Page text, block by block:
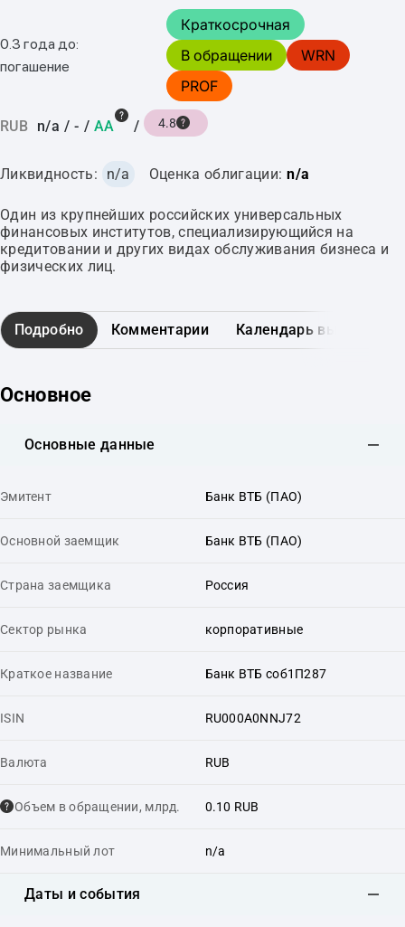
0.3 года до:
погашение
Краткосрочная
В обращении
WRN
PROF
RUB n/a / - / AA / 4.8
Ликвидность: n/a Оценка облигации: n/a
Один из крупнейших российских универсальных
финансовых институтов, специализирующийся на
кредитовании и других видах обслуживания бизнеса и
физических лиц.
Подробно Комментарии Календарь выплат
Основное
Основные данные
Эмитент Банк ВТБ (ПАО)
Основной заемщик Банк ВТБ (ПАО)
Страна заемщика Россия
Сектор рынка корпоративные
Краткое название Банк ВТБ соб1П287
ISIN RU000A0NNJ72
Валюта RUB
Объем в обращении, млрд. 0.10 RUB
Минимальный лот n/a
Даты и события